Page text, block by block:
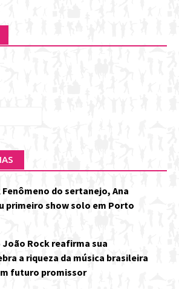
Fenômeno do sertanejo, Ana
primeiro show solo em Porto
João Rock reafirma sua
a riqueza da música brasileira
futuro promissor